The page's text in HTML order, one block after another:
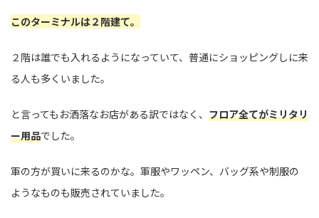
このターミナルは２階建て。
２階は誰でも入れるようになっていて、普通にショッピングしに来
る人も多くいました。
と言ってもお洒落なお店がある訳ではなく、 フロア全てがミリタリ
ー用品でした。
軍の方が買いに来るのかな。軍服やワッペン、バッグ系や制服の
ようなものも販売されていました。